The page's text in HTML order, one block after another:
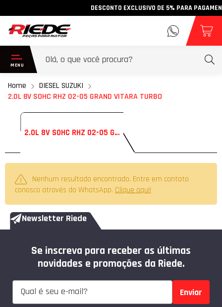
DESCONTO EXCLUSIVO DE 5% PARA
Home
DIESEL SUZUKI
2.0L 8V SOHC RHZ 02-05 GRAND VITARA TURBO
2.0L 8V SOHC RHZ 02-05 GRAND VITARA TURBO
Nenhum resultado encontrado. Entre em contato
conosco através do WhatsApp. Clique aqui!
Newsletter Riede
Se inscreva para receber as últimas
novidades e promoções da Riede.
Enviar